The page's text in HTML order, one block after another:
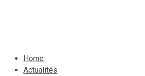
Home
Actualités